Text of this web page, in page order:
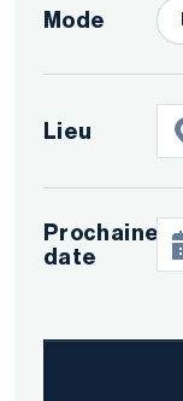
Mode
Lieu
Prochaine
date